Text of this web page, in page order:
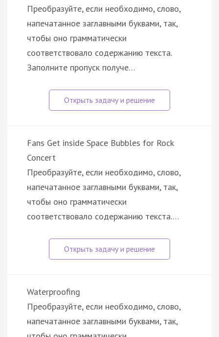
Преобразуйте, если необходимо, слово,
напечатанное заглавными буквами, так,
чтобы оно грамматически
соответствовало содержанию текста.
Заполните пропуск получе…
Fans Get inside Space Bubbles for Rock
Concert
Преобразуйте, если необходимо, слово,
напечатанное заглавными буквами, так,
чтобы оно грамматически
соответствовало содержанию текста.…
Waterproofing
Преобразуйте, если необходимо, слово,
напечатанное заглавными буквами, так,